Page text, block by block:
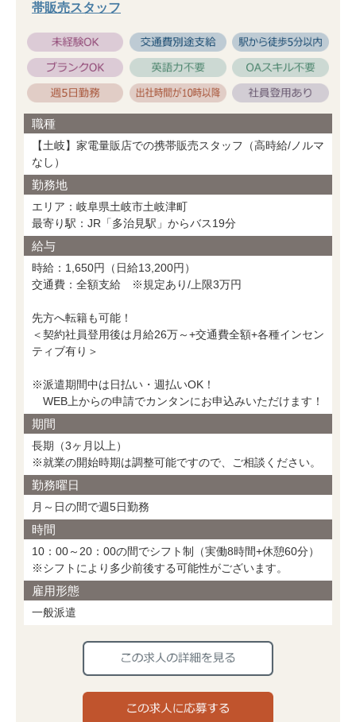
帯販売スタッフ
職種
【土岐】家電量販店での携帯販売スタッフ（高時給/ノルマ
なし）
勤務地
エリア：岐阜県土岐市土岐津町
最寄り駅：JR「多治見駅」からバス19分
給与
時給：1,650円（日給13,200円）
交通費：全額支給 ※規定あり/上限3万円
先方へ転籍も可能！
＜契約社員登用後は月給26万～+交通費全額+各種インセン
ティブ有り＞
※派遣期間中は日払い・週払いOK！
WEB上からの申請でカンタンにお申込みいただけます！
期間
長期（3ヶ月以上）
※就業の開始時期は調整可能ですので、ご相談ください。
勤務曜日
月～日の間で週5日勤務
時間
10：00～20：00の間でシフト制（実働8時間+休憩60分）
※シフトにより多少前後する可能性がございます。
雇用形態
一般派遣